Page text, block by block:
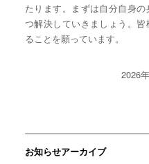
たります。まずは自分自身
つ解決していきましょう。
ることを願っています。
2026
お知らせアーカイブ